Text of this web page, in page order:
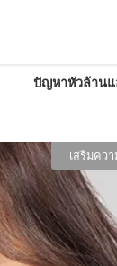
ปัญหาหัวล้านแ
เสริมคว